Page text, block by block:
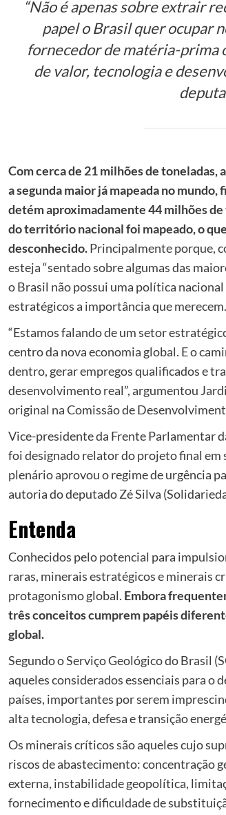
“Não é apenas sobre extrair
papel o Brasil quer ocupar
fornecedor de matéria-prima
de valor, tecnologia e
Com cerca de 21 milhões de toneladas,
a segunda maior já mapeada no mundo,
detém aproximadamente 44 milhões de
do território nacional foi mapeado, o
desconhecido.Principalmente porque,
esteja “sentado sobre algumas das
o Brasil não possui uma política
estratégicos a importância que merecem.
“Estamos falando de um setor
centro da nova economia global. E o
dentro, gerar empregos qualificados e
desenvolvimento real”, argumentou
original na Comissão de
Vice-presidente da Frente Parlamentar
foi designado relator do projeto final em
plenário aprovou o regime de urgência
autoria do deputado Zé Silva
Entenda
Conhecidos pelo potencial para
raras, minerais estratégicos e minerais
protagonismo global. Embora
três conceitos cumprem papéis
global.
Segundo o Serviço Geológico do Brasil
aqueles considerados essenciais para o
países, importantes por serem
alta tecnologia, defesa e transição
Os minerais críticos são aqueles cujo
riscos de abastecimento: concentração
externa, instabilidade geopolítica,
fornecimento e dificuldade de